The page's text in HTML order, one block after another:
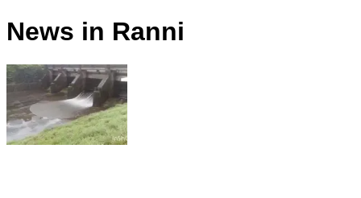
News in Ranni